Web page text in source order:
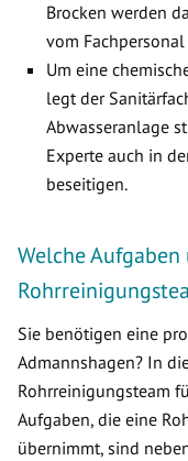
Brocken werden
vom
Um eine
legt der
Abwasseranlage
Experte auch in
beseitigen.
Welche
Sie benötigen eine
Admannshagen? In
Rohrreinigungsteam
Aufgaben, die eine
übernimmt, sind